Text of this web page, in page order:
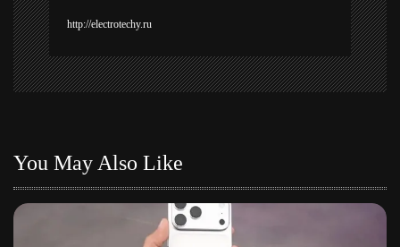
и
с
я
http://electrotechy.ru
You May Also Like